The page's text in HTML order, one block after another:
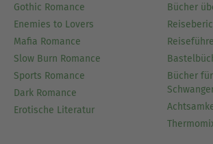
Gothic Romance
Enemies to Lovers
Mafia Romance
Slow Burn Romance
Sports Romance
Dark Romance
Erotische Literatur
Bücher
Bücher